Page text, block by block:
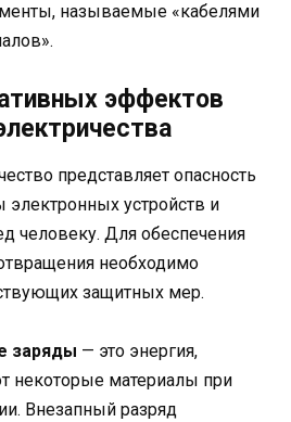
называемые «кабелями
эффектов
представляет опасность
устройств и
человеку. Для обеспечения
необходимо
защитных мер.
заряды — это энергия,
некоторые материалы при
Внезапный разряд